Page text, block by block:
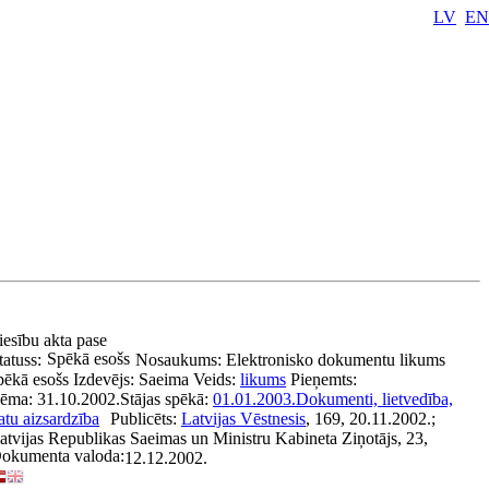
LV EN
akta pase
Nosaukums: Elektronisko dokumentu likums
Spēkā esošs
esošs Izdevējs: Saeima Veids: likums Pieņemts:
31.10.2002.Stājas spēkā: 01.01.2003.Dokumenti, lietvedība,
aizsardzība
Publicēts: Latvijas Vēstnesis, 169, 20.11.2002.;
Republikas Saeimas un Ministru Kabineta Ziņotājs, 23,
12.12.2002.
valoda: